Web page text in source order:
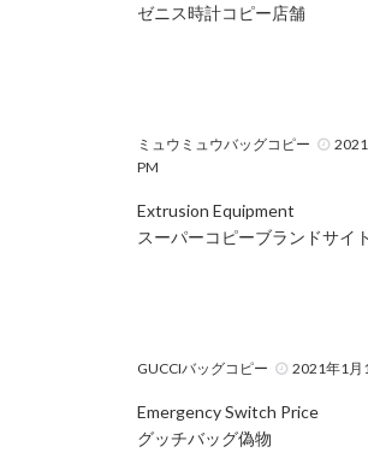
ゼニス時計コピー店舗
ミュウミュウバッグコピー
PM
Extrusion Equipment
スーパーコピーブランドサイト
GUCCIバッグコピー 2021年1月
Emergency Switch Price
グッチバッグ偽物